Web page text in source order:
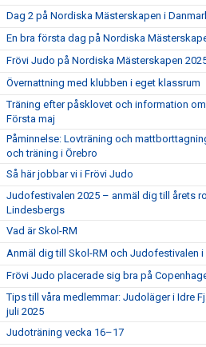
Dag 2 på Nordiska Mästerskapen i
En bra första dag på Nordiska
Frövi Judo på Nordiska Mästerskapen
Övernattning med klubben i eget klassrum
Träning efter påsklovet och information
Första maj
Påminnelse: Lovträning och
och träning i Örebro
Så här jobbar vi i Frövi Judo
Judofestivalen 2025 – anmäl dig till årets
Lindesbergs
Vad är Skol-RM
Anmäl dig till Skol-RM och Judofestivalen
Frövi Judo placerade sig bra på
Tips till våra medlemmar: Judoläger i Idre
juli 2025
Judoträning vecka 16–17